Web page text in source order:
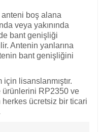
boş alana
veya yakınında
bant genişliği
Antenin yanlarına
bant genişliğini
lisanslanmıştır.
ürünlerini RP2350 ve
ücretsiz bir ticari